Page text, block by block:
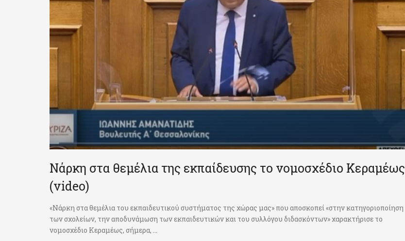
Νάρκη στα θεμέλια της εκπαίδευσης το νομοσχέδιο Κεραμέως
(video)
«Νάρκη στα θεμέλια του εκπαιδευτικού συστήματος της χώρας μας» που αποσκοπεί «στην κατηγοριοποίηση
των σχολείων, την αποδυνάμωση των εκπαιδευτικών και του συλλόγου διδασκόντων» χαρακτήρισε το
νομοσχέδιο Κεραμέως, σήμερα, ...